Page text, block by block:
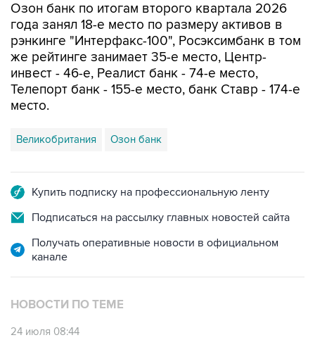
Озон банк по итогам второго квартала 2026
года занял 18-е место по размеру активов в
рэнкинге "Интерфакс-100", Росэксимбанк в том
же рейтинге занимает 35-е место, Центр-
инвест - 46-е, Реалист банк - 74-е место,
Телепорт банк - 155-е место, банк Ставр - 174-е
место.
Великобритания Озон банк
Купить подписку на профессиональную ленту
Подписаться на рассылку главных новостей сайта
Получать оперативные новости в официальном
канале
НОВОСТИ ПО ТЕМЕ
24 июля 08:44